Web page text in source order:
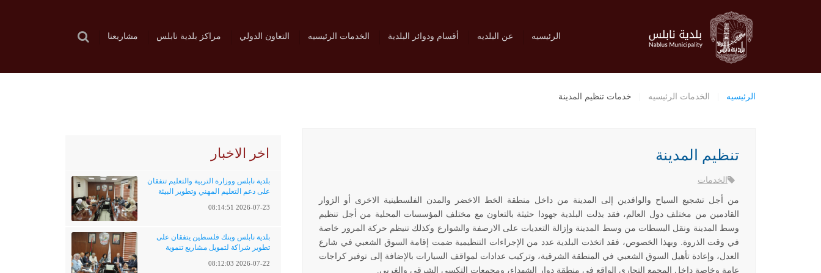
الرئيسيه عن البلديه أقسام ودوائر البلدية الخدمات الرئيسيه التعاون الدولي مراكز بلدية نابلس مشاريعنا
الرئيسيه الخدمات الرئيسيه خدمات تنظيم المدينة
اخر الاخبار
بلدية نابلس ووزارة التربية والتعليم تتفقان
على دعم التعليم المهني وتطوير البيئة
2026-07-23 08:14:51
بلدية نابلس وبنك فلسطين يتفقان على
تطوير شراكة لتمويل مشاريع تنموية
2026-07-22 08:12:03
تنظيم المدينة
الخدمات
من أجل تشجيع السياح والوافدين إلى المدينة من داخل منطقة الخط الاخضر والمدن الفلسطينية الاخرى أو الزوار
القادمين من مختلف دول العالم، فقد بذلت البلدية جهودا حثيثة بالتعاون مع مختلف المؤسسات المحلية من أجل تنظيم
وسط المدينة ونقل البسطات من وسط المدينة وإزالة التعديات على الارصفة والشوارع وكذلك تنيظم حركة المرور خاصة
في وقت الذروة. وبهذا الخصوص، فقد اتخذت البلدية عدد من الإجراءات التنظيمية ضمت إقامة السوق الشعبي في شارع
العدل، وإعادة تأهيل السوق الشعبي في المنطقة الشرقية، وتركيب عدادات لمواقف السيارات بالإضافة إلى توفير كراجات
عامة وخاصة داخل المجمع التجاري الواقع في منطقة دوار الشهداء، ومجمعات التكسي الشرقي والغربي.